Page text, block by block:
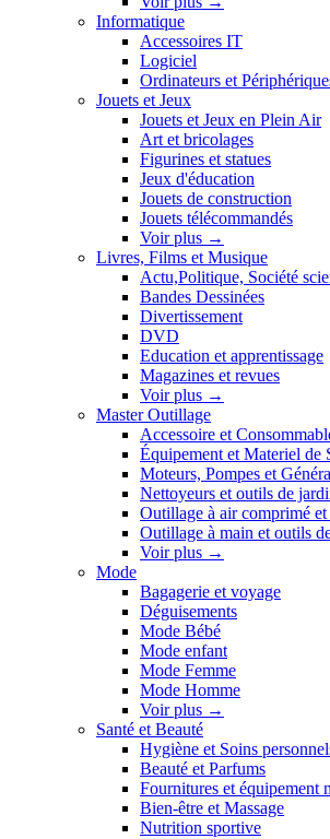
Informatique
Accessoires IT
Logiciel
Ordinateurs et
Jouets et Jeux
Jouets et Jeux en Plein Air
Art et bricolages
Figurines et statues
Jeux d'éducation
Jouets de construction
Jouets télécommandés
Voir plus →
Livres, Films et Musique
Actu,Politique, Société
Bandes Dessinées
Divertissement
DVD
Education et apprentissage
Magazines et revues
Voir plus →
Master Outillage
Accessoire et
Équipement et Materiel de
Moteurs, Pompes et
Nettoyeurs et outils de
Outillage à air comprimé
Outillage à main et outils
Voir plus →
Mode
Bagagerie et voyage
Déguisements
Mode Bébé
Mode enfant
Mode Femme
Mode Homme
Voir plus →
Santé et Beauté
Hygiène et Soins
Beauté et Parfums
Fournitures et équipement
Bien-être et Massage
Nutrition sportive